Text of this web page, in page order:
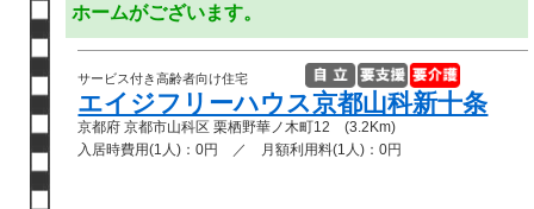
ホームがございます。
サービス付き高齢者向け住宅
エイジフリーハウス京都山科新十条
京都府 京都市山科区 栗栖野華ノ木町12 (3.2Km)
入居時費用(1人)：0円 ／ 月額利用料(1人)：0円